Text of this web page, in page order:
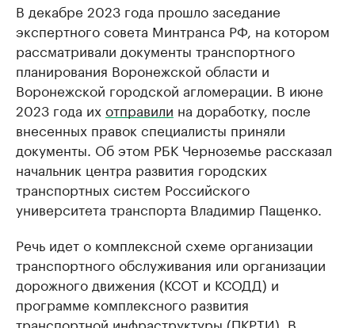
В декабре 2023 года прошло заседание
экспертного совета Минтранса РФ, на котором
рассматривали документы транспортного
планирования Воронежской области и
Воронежской городской агломерации. В июне
2023 года их отправили на доработку, после
внесенных правок специалисты приняли
документы. Об этом РБК Черноземье рассказал
начальник центра развития городских
транспортных систем Российского
университета транспорта Владимир Пащенко.
Речь идет о комплексной схеме организации
транспортного обслуживания или организации
дорожного движения (КСОТ и КСОДД) и
программе комплексного развития
транспортной инфраструктуры (ПКРТИ). В